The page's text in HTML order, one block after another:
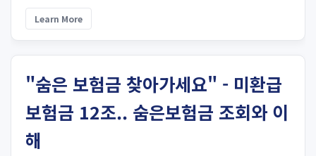
Learn More
"숨은 보험금 찾아가세요" - 미환급
보험금 12조.. 숨은보험금 조회와 이
해